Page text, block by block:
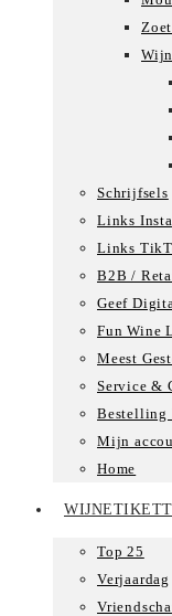
Schrijfsels
Links
Links
B2B /
Geef
Fun Wine
Meest
Service &
Bestelling
Mijn
Home
Top 25
Verjaardag